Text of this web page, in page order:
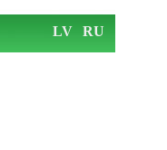
LV RU